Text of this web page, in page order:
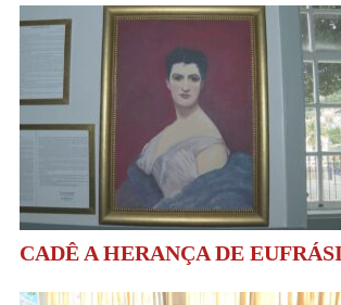
CADÊ A HERANÇA DE